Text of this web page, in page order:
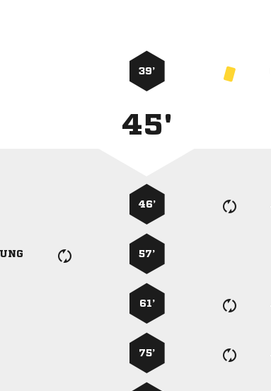
39’
45'
46’
57’
61’
75’